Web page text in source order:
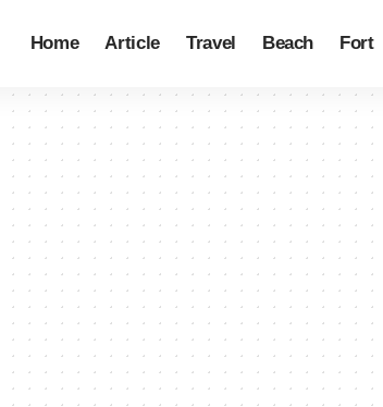
Home Article Travel Beach Fort